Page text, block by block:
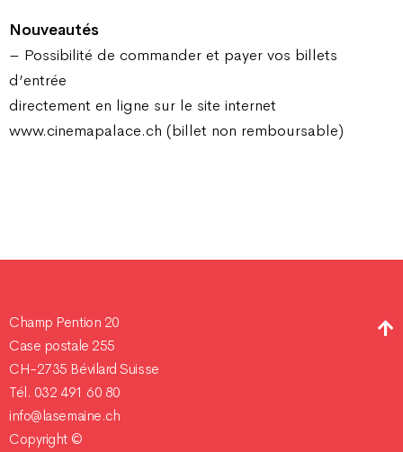
Nouveautés
– Possibilité de commander et payer vos billets
d’entrée
directement en ligne sur le site internet
www.cinemapalace.ch (billet non remboursable)
Champ Pention 20
Case postale 255
CH-2735 Bévilard Suisse
Tél. 032 491 60 80
info@lasemaine.ch
Copyright ©